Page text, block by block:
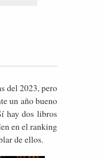
del 2023, pero
un año bueno
hay dos libros
en el ranking
de ellos.